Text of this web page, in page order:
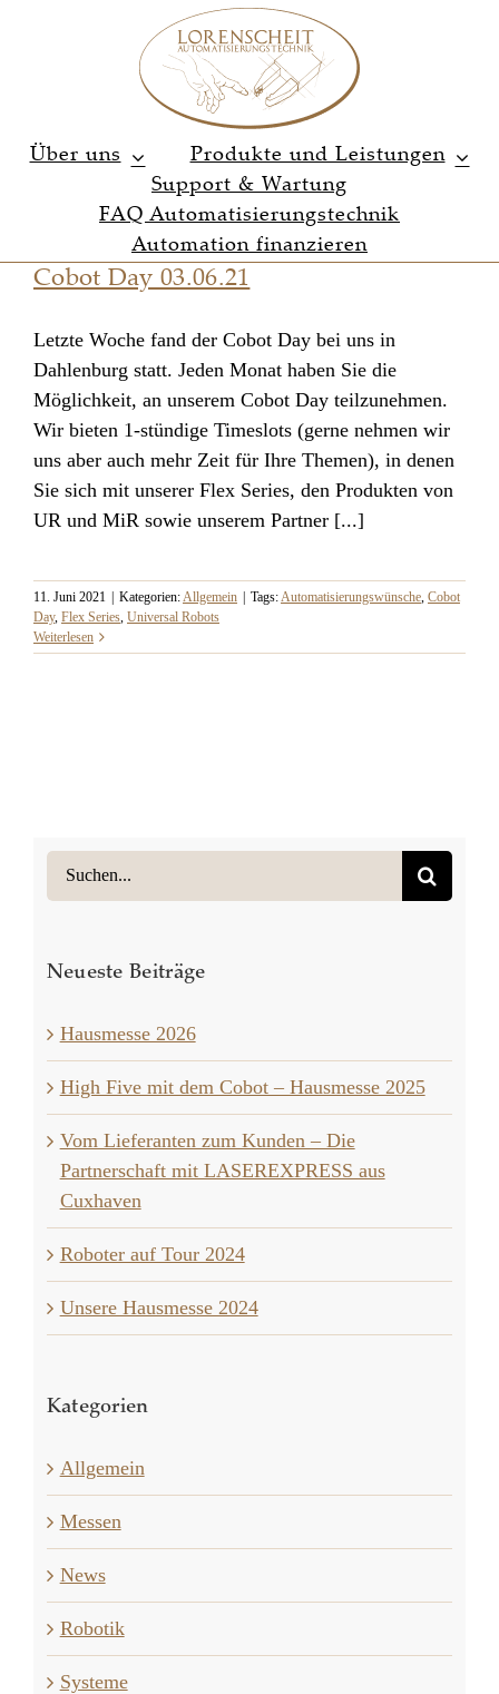
Über uns
Produkte und Leistungen
Support & Wartung
FAQ Automatisierungstechnik
Automation finanzieren
Cobot Day 03.06.21
Letzte Woche fand der Cobot Day bei uns in
Dahlenburg statt. Jeden Monat haben Sie die
Möglichkeit, an unserem Cobot Day teilzunehmen.
Wir bieten 1-stündige Timeslots (gerne nehmen wir
uns aber auch mehr Zeit für Ihre Themen), in denen
Sie sich mit unserer Flex Series, den Produkten von
UR und MiR sowie unserem Partner [...]
11. Juni 2021 Kategorien:Allgemein Tags:Automatisierungswünsche, Cobot
Day, Flex Series, Universal Robots
Weiterlesen
Suche
nach:
Neueste Beiträge
Hausmesse 2026
High Five mit dem Cobot – Hausmesse 2025
Vom Lieferanten zum Kunden – Die
Partnerschaft mit LASEREXPRESS aus
Cuxhaven
Roboter auf Tour 2024
Unsere Hausmesse 2024
Kategorien
Allgemein
Messen
News
Robotik
Systeme